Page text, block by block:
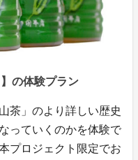
の体験プラン
茶」のより詳しい歴史
っていくのかを体験で
プロジェクト限定でお